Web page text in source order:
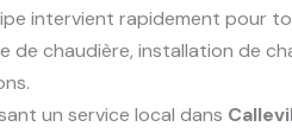
intervient rapidement pour
de chaudière, installation de
un service local dans